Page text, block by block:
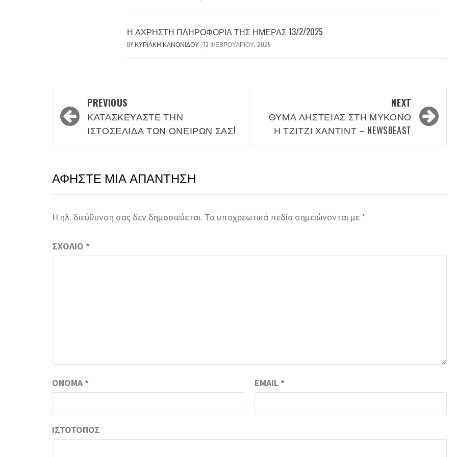
Η ΆΧΡΗΣΤΗ ΠΛΗΡΟΦΟΡΊΑ ΤΗΣ ΗΜΈΡΑΣ 13/2/2025
BY ΚΥΡΙΑΚΉ ΚΑΝΟΝΊΔΟΥ /13 ΦΕΒΡΟΥΑΡΊΟΥ, 2025
Post
navigation
PREVIOUS
ΚΑΤΑΣΚΕΥΆΣΤΕ ΤΗΝ
ΙΣΤΟΣΕΛΊΔΑ ΤΩΝ ΟΝΕΊΡΩΝ ΣΑΣ!
NEXT
ΘΎΜΑ ΛΗΣΤΕΊΑΣ ΣΤΗ ΜΎΚΟΝΟ
Η ΤΖΊΤΖΙ ΧΑΝΤΊΝΤ – NEWSBEAST
ΑΦΉΣΤΕ ΜΙΑ ΑΠΆΝΤΗΣΗ
Η ηλ. διεύθυνση σας δεν δημοσιεύεται. Τα υποχρεωτικά πεδία σημειώνονται με *
ΣΧΌΛΙΟ *
ΌΝΟΜΑ* EMAIL *
ΙΣΤΌΤΟΠΟΣ